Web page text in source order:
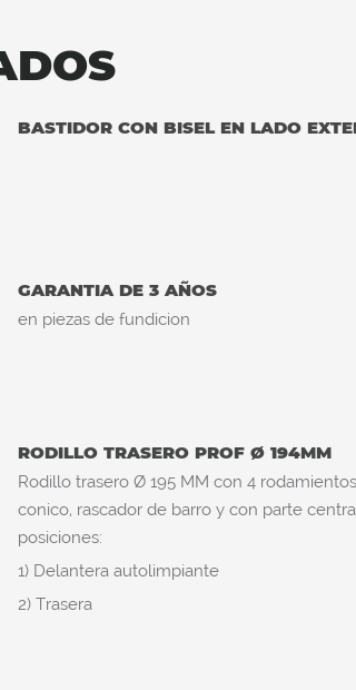
BASTIDOR CON BISEL EN LADO
GARANTIA DE 3 AÑOS
en piezas de fundicion
RODILLO TRASERO PROF Ø 194MM
Rodillo trasero Ø 195 MM con 4
conico, rascador de barro y con parte
posiciones:
1) Delantera autolimpiante
2) Trasera